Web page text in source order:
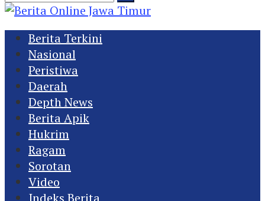
Berita Terkini
Nasional
Peristiwa
Daerah
Depth News
Berita Apik
Hukrim
Ragam
Sorotan
Video
Indeks Berita